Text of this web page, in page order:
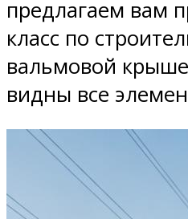
предлагаем вам
класс по
вальмовой
видны все